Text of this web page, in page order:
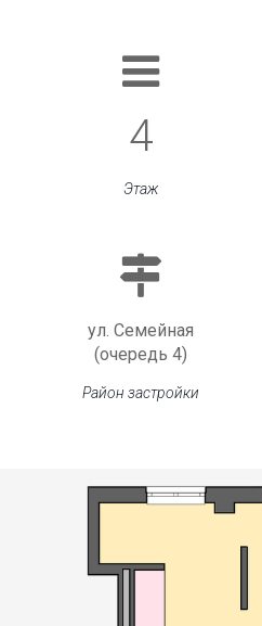
4
Этаж
ул. Семейная
(очередь 4)
Район застройки